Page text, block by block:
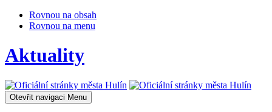
Rovnou na obsah
Rovnou na menu
Aktuality
Otevřit navigaci Menu